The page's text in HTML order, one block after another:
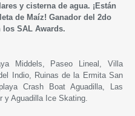
y cisterna de agua. ¡Están
de Maíz! Ganador del 2do
los SAL Awards.
Middels, Paseo Lineal, Villa
Indio, Ruinas de la Ermita San
Crash Boat Aguadilla, Las
y Aguadilla Ice Skating.